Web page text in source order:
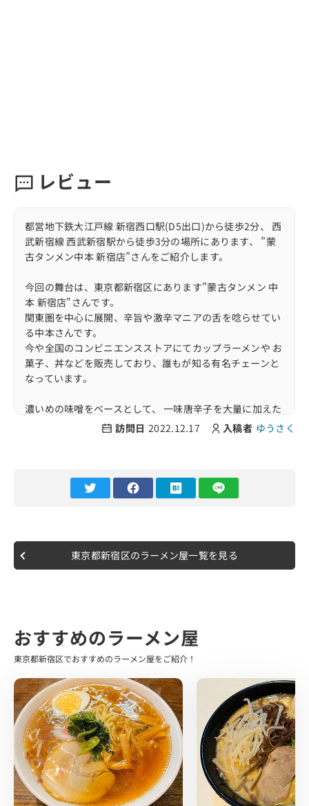
レビュー
都営地下鉄大江戸線 新宿西口駅(D5出口)から徒歩2分、 西
武新宿線 西武新宿駅から徒歩3分の場所にあります、 ”蒙
古タンメン中本 新宿店”さんをご紹介します。
今回の舞台は、東京都新宿区にあります"蒙古タンメン 中
本 新宿店"さんです。
関東圏を中心に展開、辛旨や激辛マニアの舌を唸らせてい
る中本さんです。
今や全国のコンビニエンスストアにてカップラーメンや お
菓子、丼などを販売しており、誰もが知る有名チェーンと
なっています。
濃いめの味噌をベースとして、 一味唐辛子を大量に加えた
スープとそれに合うように作られた太麺が特徴です。
他の店舗より営業時間が早いことと、23時までのロングタ
イムで通し営業されているのが サラリーマンにとって嬉し
訪問時は平日で、オープン10分前の9時50分の到着でし
ター・味玉トッピングをお願いしました。
店内はカウンター・テーブル席になっており、 真っ白なカ
ウンターは清潔感に溢れ、細かいところまで行き届いてい
る印象でした。
店員さんの活気ある掛け声や接客も好印象です。
10分ほどでラーメン登場です。
たっぷりの野菜と麻婆が掛けられていて、スライスされた
味玉とバターもお出ましです。
早速スープをすくい上げ、1口いただきます。
訪問日 2022.12.17 入稿者 ゆうさく
東京都新宿区のラーメン屋一覧を見る
おすすめのラーメン屋
東京都新宿区でおすすめのラーメン屋をご紹介！